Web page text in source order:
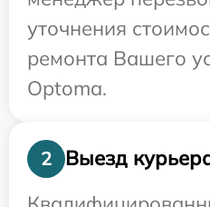
уточнения
ремонта Вашего
Optoma.
2
Выезд